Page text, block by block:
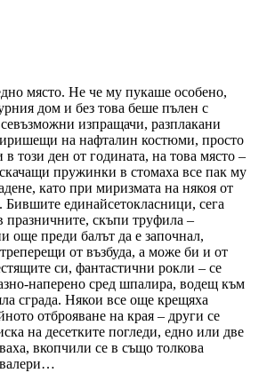
място. Не че му пукаше особено,
дом и без това беше пълен с
изпращачи, разплакани
на нафталин костюми, просто
в този ден от годината, на това място –
пружинки в стомаха все пак му
като при миризмата на някоя от
единайсетокласници, сега
празничните, скъпи труфила –
още преди балът да е започнал,
от възбуда, а може би и от
си, фантастични рокли – се
наперено сред шпалира, водещ към
сграда. Някои все още крещяха
отброяване на края – други се
на десетките погледи, едно или две
вкопчили се в също толкова